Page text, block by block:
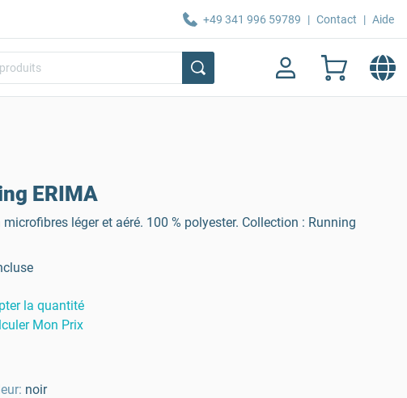
+49 341 996 59789 | Contact | Aide
ERIMA
léger et aéré. 100 % polyester. Collection : Running
la quantité
Mon Prix
noir